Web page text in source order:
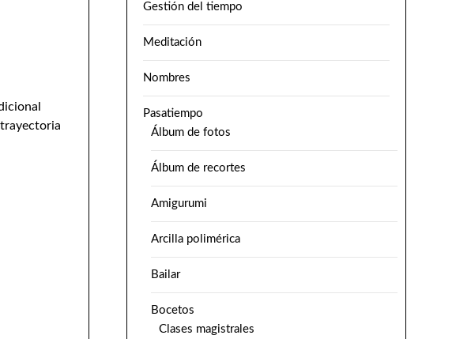
Gestión del tiempo
Meditación
Nombres
Pasatiempo
Álbum de fotos
Álbum de recortes
Amigurumi
Arcilla polimérica
Bailar
Bocetos
Clases magistrales